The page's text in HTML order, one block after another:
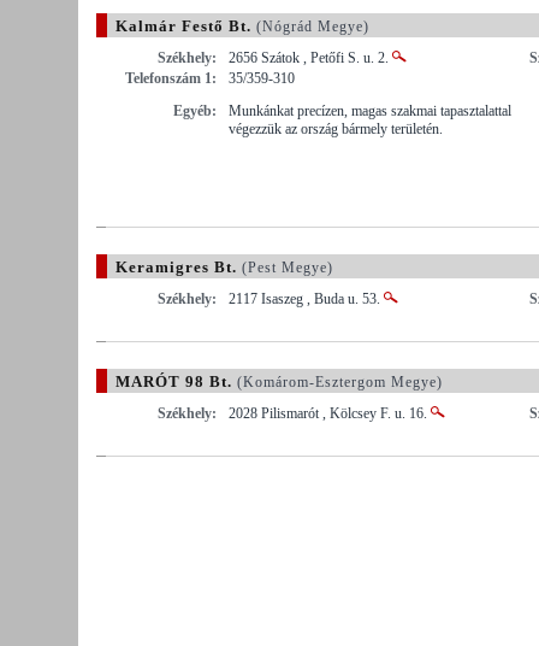
Kalmár Festő Bt. (Nógrád Megye)
Székhely:
2656 Szátok , Petőfi S. u. 2.
Telefonszám 1:
35/359-310
Egyéb:
Munkánkat precízen, magas szakmai tapasztalattal
végezzük az ország bármely területén.
Keramigres Bt. (Pest Megye)
Székhely:
2117 Isaszeg , Buda u. 53.
MARÓT 98 Bt. (Komárom-Esztergom Megye)
Székhely:
2028 Pilismarót , Kölcsey F. u. 16.